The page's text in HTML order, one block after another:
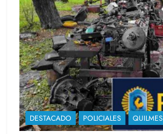
DESTACADO POLICIALES QUILMES